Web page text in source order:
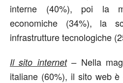
interne (40%), poi la
economiche (34%), la
infrastrutture tecnologiche
Il sito internet–Nella
italiane (60%), il sito web